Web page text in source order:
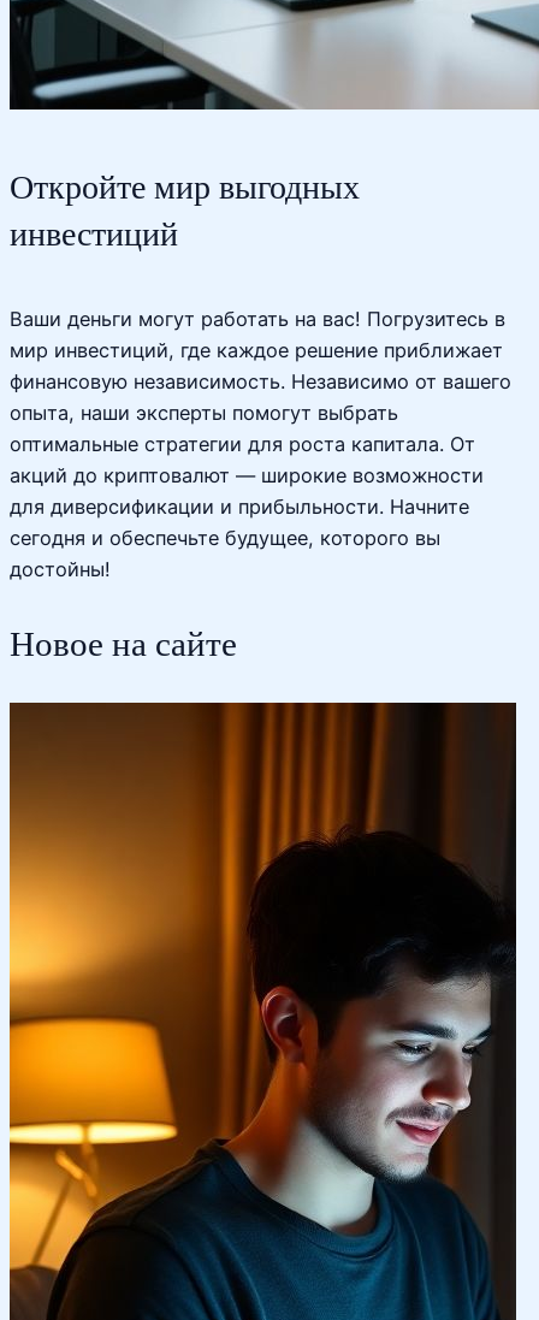
Откройте мир выгодных
инвестиций
Ваши деньги могут работать на вас! Погрузитесь в
мир инвестиций, где каждое решение приближает
финансовую независимость. Независимо от вашего
опыта, наши эксперты помогут выбрать
оптимальные стратегии для роста капитала. От
акций до криптовалют — широкие возможности
для диверсификации и прибыльности. Начните
сегодня и обеспечьте будущее, которого вы
достойны!
Новое на сайте